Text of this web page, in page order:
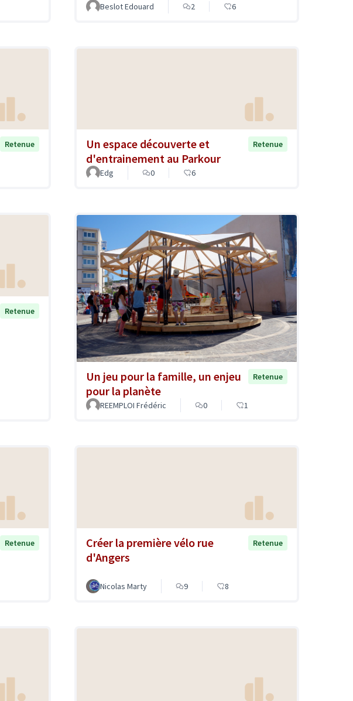
Beslot Edouard 2 6
Retenue
Un espace découverte et
d'entrainement au Parkour
Retenue
Edg 0 6
Retenue
Un jeu pour la famille, un enjeu
pour la planète
Retenue
REEMPLOI Frédéric 0 1
Retenue
Créer la première vélo rue
d'Angers
Retenue
Nicolas Marty 9 8